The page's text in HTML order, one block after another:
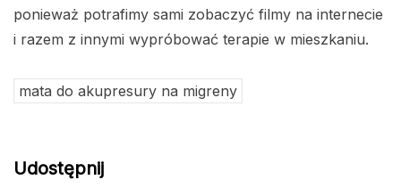
ponieważ potrafimy sami zobaczyć filmy na internecie
i razem z innymi wypróbować terapie w mieszkaniu.
mata do akupresury na migreny
Udostępnij